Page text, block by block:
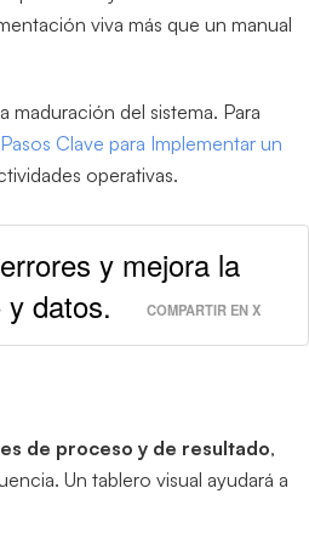
viva más que un manual
maduración del sistema. Para
Clave para Implementar un
operativas.
y mejora la
datos.
COMPARTIR EN X
de proceso y de resultado,
Un tablero visual ayudará a